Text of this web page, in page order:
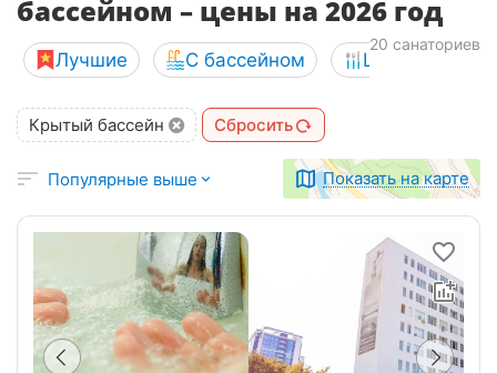
бассейном – цены на 2026 год
20 санаториев
Лучшие С бассейном Шведский
Крытый бассейн Сбросить
Популярные выше Показать на карте